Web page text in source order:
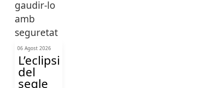
06 Agost 2026
L’eclipsi
del
segle